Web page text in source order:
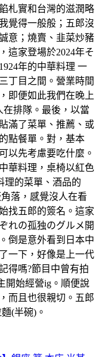
札實和台灣的滋潤略
覺得一般般；五郎沒
意；燒賣、韭菜炒豬
這家登場於2024年そ
年的中華料理 一
丁目之間。營業時間
即便如此我們在晚上
排隊。最後，以當
滿了菜單、推薦、或
點餐單。對，基本
以先考慮要吃什麼。
華料理，桌椅以紅色
理的菜單、酒品的
落，感覺沒人在看
找五郎的簽名。這家
れの孤独のグルメ開
倒是意外看到日本中
一下，好像是上一代
得嗎?節目中曾有拍
開始經營ig。順便說
而且也很親切。五郎
(半碗)。